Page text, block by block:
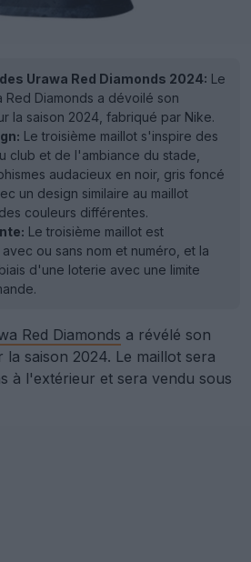
Urawa Red Diamonds 2024: Le
Red Diamonds a dévoilé son
la saison 2024, fabriqué par Nike.
Le troisième maillot s'inspire des
club et de l'ambiance du stade,
audacieux en noir, gris foncé
un design similaire au maillot
couleurs différentes.
Le troisième maillot est
ou sans nom et numéro, et la
d'une loterie avec une limite
Red Diamonds a révélé son
saison 2024. Le maillot sera
à l'extérieur et sera vendu sous